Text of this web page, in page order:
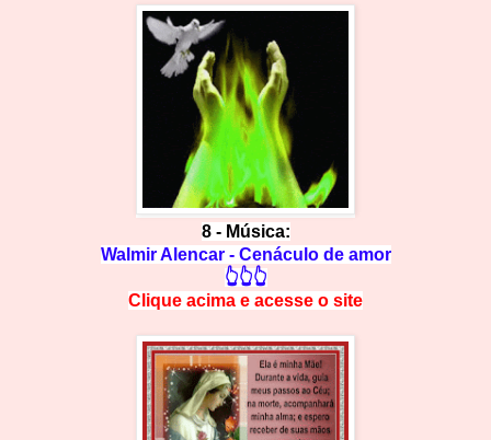
8 - Música:
Walmir Alencar - Cenáculo de amor
👆👆👆
Clique acima e acesse o site